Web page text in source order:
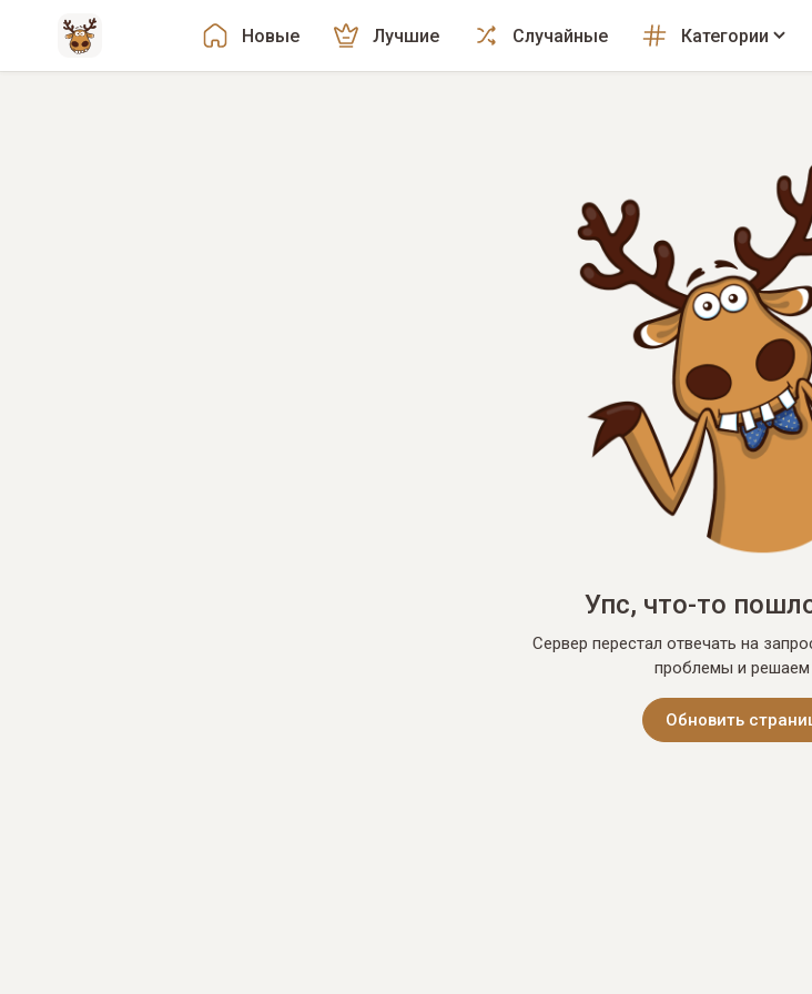
Новые Лучшие Случайные Категории
Упс, что-то
Сервер перестал отвечать на
проблемы и решаем
Обновить